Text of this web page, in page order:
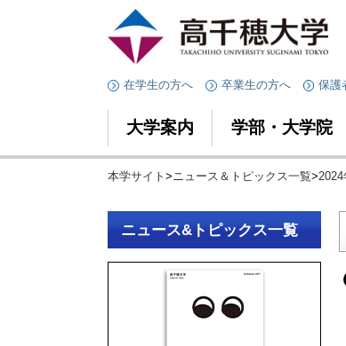
在学生の方へ 卒業生の方へ 保護
大学案内 学部・大学院
本学サイト >ニュース＆トピックス一覧>
ニュース&トピックス一覧